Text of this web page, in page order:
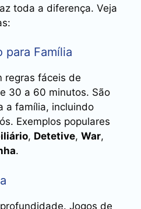
toda a diferença. Veja
para Família
regras fáceis de
30 a 60 minutos. São
a família, incluindo
Exemplos populares
, Detetive, War,
.
Jogos de